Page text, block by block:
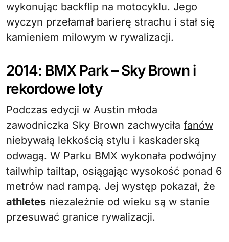
wykonując backflip na motocyklu. Jego
wyczyn przełamał barierę strachu i stał się
kamieniem milowym w rywalizacji.
2014: BMX Park – Sky Brown i
rekordowe loty
Podczas edycji w Austin młoda
zawodniczka Sky Brown zachwyciła fanów
niebywałą lekkością stylu i kaskaderską
odwagą. W Parku BMX wykonała podwójny
tailwhip tailtap, osiągając wysokość ponad 6
metrów nad rampą. Jej występ pokazał, że
athletes niezależnie od wieku są w stanie
przesuwać granice rywalizacji.